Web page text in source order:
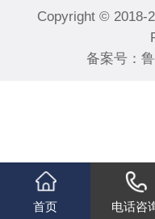
Copyright © 2018-
备案号：
首页 电话咨